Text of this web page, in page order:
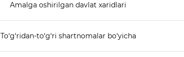
Amalga oshirilgan davlat xaridlari
To‘g‘ridan-to‘g‘ri shartnomalar bo‘yicha